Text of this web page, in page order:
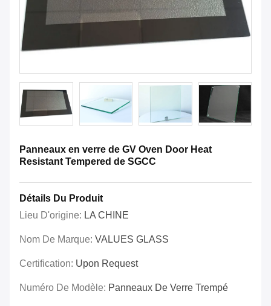
Panneaux en verre de GV Oven Door Heat
Resistant Tempered de SGCC
Détails Du Produit
Lieu D'origine: LA CHINE
Nom De Marque: VALUES GLASS
Certification: Upon Request
Numéro De Modèle: Panneaux De Verre Trempé